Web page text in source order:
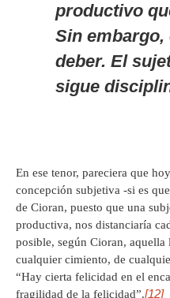
productivo
Sin embargo,
deber. El
sigue
En ese tenor, pareciera que
concepción subjetiva -si es
de Cioran, puesto que una
productiva, nos distanciaría
posible, según Cioran, aquella
cualquier cimiento, de
“Hay cierta felicidad en el
fragilidad de la felicidad”.[12]